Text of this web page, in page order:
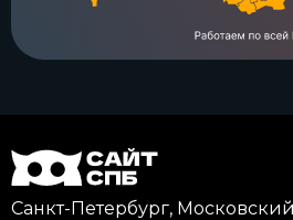
Санкт-Петербург,